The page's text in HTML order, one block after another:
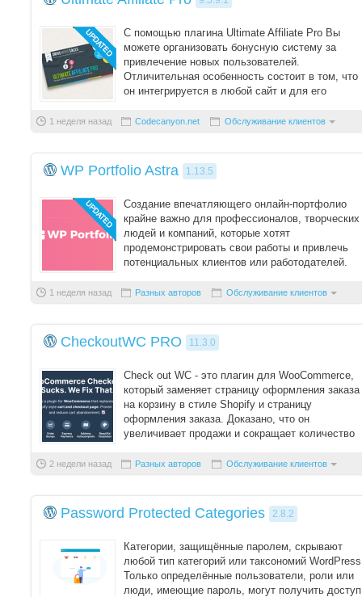
С помощью плагина Ultimate Affiliate Pro Вы
можете организовать бонусную систему за
привлечение новых пользователей.
Отличительная особенность состоит в том, что
он интегрируется в любой сайт и для его
1 неделя назад Codecanyon.net Обслуживание клиентов
WP Portfolio Astra 1.13.5
Создание впечатляющего онлайн-портфолио
крайне важно для профессионалов, творческих
людей и компаний, которые хотят
продемонстрировать свои работы и привлечь
потенциальных клиентов или работодателей.
1 неделя назад Разных авторов Обслуживание клиентов
CheckoutWC PRO 11.3.0
Check out WC - это плагин для WooCommerce,
который заменяет страницу оформления заказа
на корзину в стиле Shopify и страницу
оформления заказа. Доказано, что он
увеличивает продажи и сокращает количество
2 недели назад Разных авторов Обслуживание клиентов
Password Protected Categories 2.8.2
Категории, защищённые паролем, скрывают
любой тип категорий или таксономий
Только определённые пользователи, роли или
люди, имеющие пароль, могут получить доступ